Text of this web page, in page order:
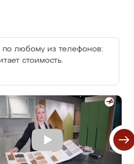
по любому из телефонов:
стоимость.